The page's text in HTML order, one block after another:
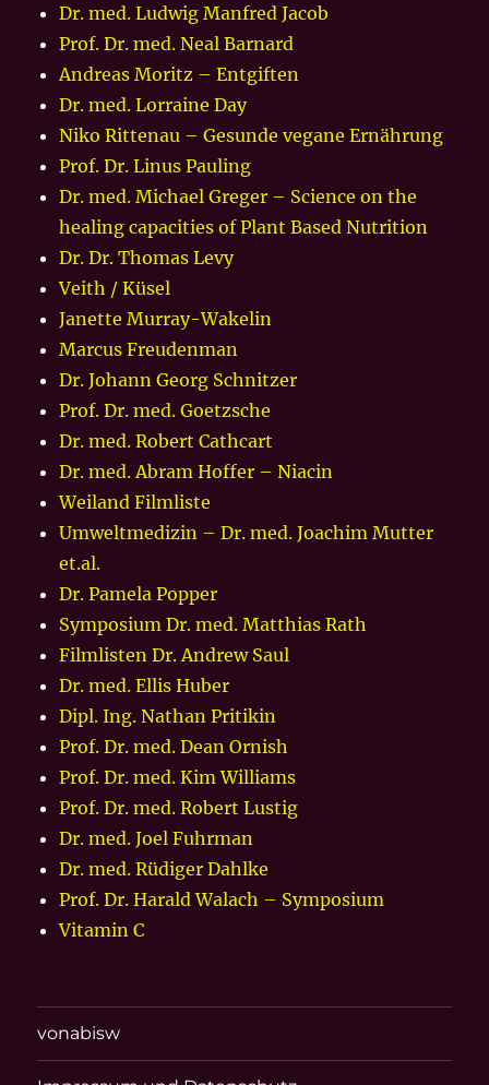
Dr. med. Ludwig Manfred Jacob
Prof. Dr. med. Neal Barnard
Andreas Moritz – Entgiften
Dr. med. Lorraine Day
Niko Rittenau – Gesunde vegane Ernährung
Prof. Dr. Linus Pauling
Dr. med. Michael Greger – Science on the
healing capacities of Plant Based Nutrition
Dr. Dr. Thomas Levy
Veith / Küsel
Janette Murray-Wakelin
Marcus Freudenman
Dr. Johann Georg Schnitzer
Prof. Dr. med. Goetzsche
Dr. med. Robert Cathcart
Dr. med. Abram Hoffer – Niacin
Weiland Filmliste
Umweltmedizin – Dr. med. Joachim Mutter
et.al.
Dr. Pamela Popper
Symposium Dr. med. Matthias Rath
Filmlisten Dr. Andrew Saul
Dr. med. Ellis Huber
Dipl. Ing. Nathan Pritikin
Prof. Dr. med. Dean Ornish
Prof. Dr. med. Kim Williams
Prof. Dr. med. Robert Lustig
Dr. med. Joel Fuhrman
Dr. med. Rüdiger Dahlke
Prof. Dr. Harald Walach – Symposium
Vitamin C
vonabisw